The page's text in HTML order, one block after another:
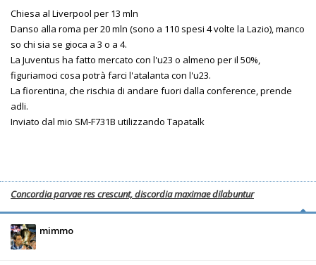
Chiesa al Liverpool per 13 mln
Danso alla roma per 20 mln (sono a 110 spesi 4 volte la Lazio), manco
so chi sia se gioca a 3 o a 4.
La Juventus ha fatto mercato con l'u23 o almeno per il 50%,
figuriamoci cosa potrà farci l'atalanta con l'u23.
La fiorentina, che rischia di andare fuori dalla conference, prende
adli.
Inviato dal mio SM-F731B utilizzando Tapatalk
Concordia parvae res crescunt, discordia maximae dilabuntur
mimmo